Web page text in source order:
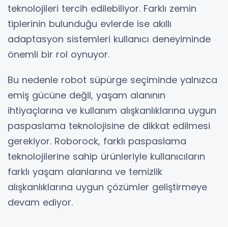
teknolojileri tercih edilebiliyor. Farklı zemin
tiplerinin bulunduğu evlerde ise akıllı
adaptasyon sistemleri kullanıcı deneyiminde
önemli bir rol oynuyor.
Bu nedenle robot süpürge seçiminde yalnızca
emiş gücüne değil, yaşam alanının
ihtiyaçlarına ve kullanım alışkanlıklarına uygun
paspaslama teknolojisine de dikkat edilmesi
gerekiyor. Roborock, farklı paspaslama
teknolojilerine sahip ürünleriyle kullanıcıların
farklı yaşam alanlarına ve temizlik
alışkanlıklarına uygun çözümler geliştirmeye
devam ediyor.